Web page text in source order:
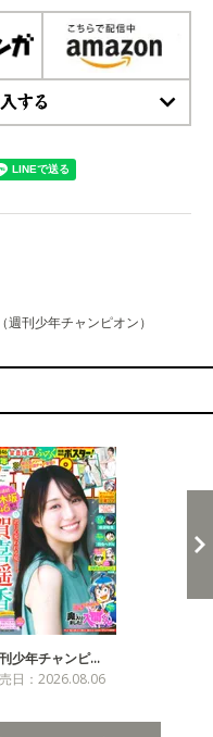
刊少年チャンピオン）
少年チャンピ…
日：2026.08.06